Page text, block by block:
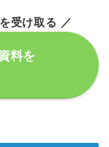
受け取る ／
料を